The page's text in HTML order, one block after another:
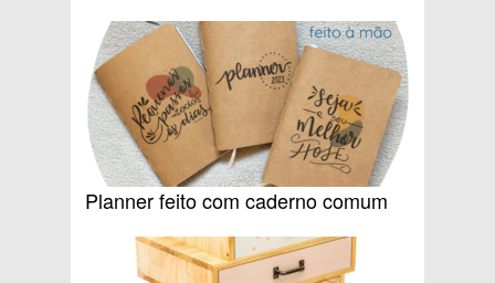
Planner feito com caderno comum